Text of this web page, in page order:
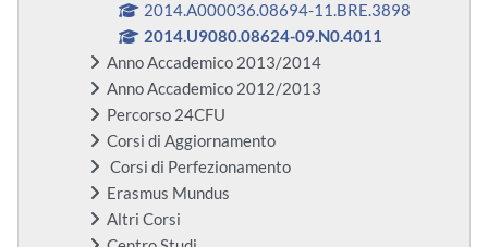
2014.A000036.08694-11.BRE.3898
2014.U9080.08624-09.N0.4011
Anno Accademico 2013/2014
Anno Accademico 2012/2013
Percorso 24CFU
Corsi di Aggiornamento
Corsi di Perfezionamento
Erasmus Mundus
Altri Corsi